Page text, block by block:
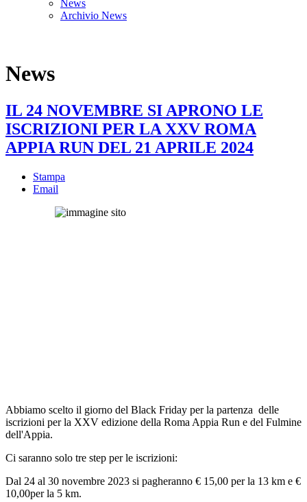
News
Archivio News
News
IL 24 NOVEMBRE SI APRONO LE
ISCRIZIONI PER LA XXV ROMA
APPIA RUN DEL 21 APRILE 2024
Stampa
Email
Abbiamo scelto il giorno del Black Friday per la partenza delle
iscrizioni per la XXV edizione della Roma Appia Run e del Fulmine
dell'Appia.
Ci saranno solo tre step per le iscrizioni:
Dal 24 al 30 novembre 2023 si pagheranno € 15,00 per la 13 km e €
10,00per la 5 km.